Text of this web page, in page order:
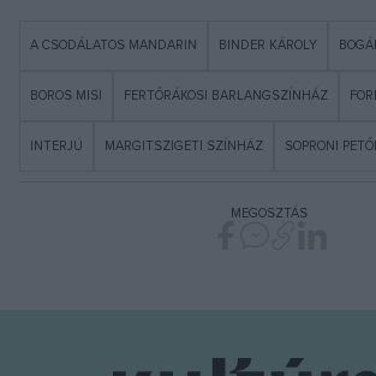
A CSODÁLATOS MANDARIN BINDER KÁROLY
BOROS MISI FERTŐRÁKOSI BARLANGSZÍNHÁZ
INTERJÚ MARGITSZIGETI SZÍNHÁZ SOPRONI
MEGOSZTÁS